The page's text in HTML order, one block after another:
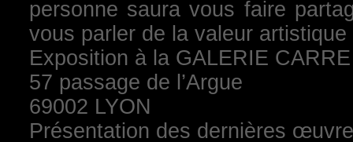
personne saura vous faire
vous parler de la valeur
Exposition à la GALERIE
57 passage de l’Argue
69002 LYON
Présentation des dernières